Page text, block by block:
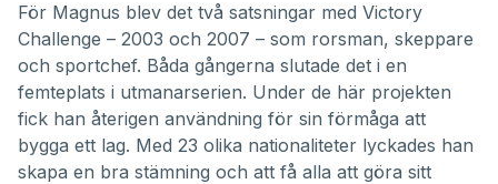
För Magnus blev det två satsningar med Victory
Challenge – 2003 och 2007 – som rorsman, skeppare
och sportchef. Båda gångerna slutade det i en
femteplats i utmanarserien. Under de här projekten
fick han återigen användning för sin förmåga att
bygga ett lag. Med 23 olika nationaliteter lyckades han
skapa en bra stämning och att få alla att göra sitt